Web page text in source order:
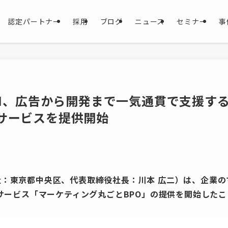
認定パートナー 採用 ブログ ニュース セミナー
広告から開発まで一気通貫で支援す
ービスを提供開始
東京都中央区、代表取締役社長：川本 広二）は、企業
ビス「マーケティング丸ごとBPO」の提供を開始した